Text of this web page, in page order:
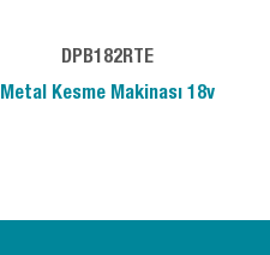
DPB182RTE
Metal Kesme Makinası 18v